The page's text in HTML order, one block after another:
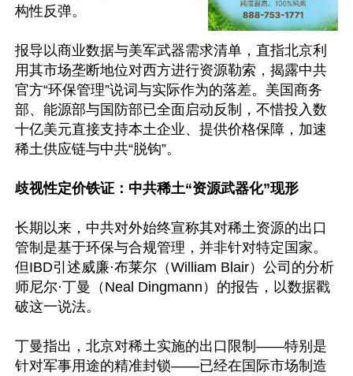
构性反弹。
报导以商业数据与美军武器需求清单，直指北京利
用其市场垄断地位对西方进行资源勒索，揭露中共
官方“环保管理”说词与实际作为的落差。美国商务
部、能源部与国防部已全面启动反制，不惜投入数
十亿美元直接支持本土企业、提供价格保障，加速
稀土供应链与中共“脱钩”。
歧视性定价铁证：中共稀土“资源武器化”现形
长期以来，中共对外始终宣称其对稀土资源的出口
管制是基于环保与合规管理，并非针对特定国家。
但IBD引述威廉·布莱尔（William Blair）公司的分析
师尼尔·丁曼（Neal Dingmann）的报告，以数据戳
破这一说法。
丁曼指出，北京对稀土实施的出口限制——特别是
针对军事用途的精准封锁——已经在国际市场制造